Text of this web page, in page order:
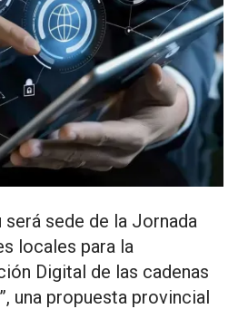
locales para la
Digital de las cadenas
una propuesta provincial